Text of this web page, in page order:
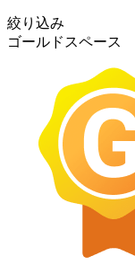
絞り込み
ゴールドスペース